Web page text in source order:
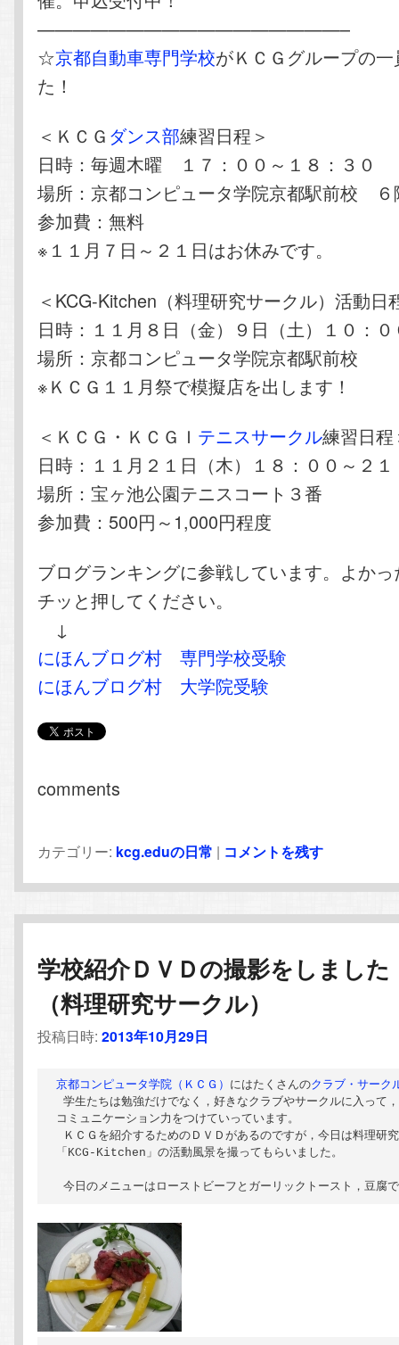
—————————————————–
☆京都自動車専門学校がＫＣＧグループの
た！
＜ＫＣＧ ダンス部練習日程＞
日時：毎週木曜 １７：００～１８：３０
場所：京都コンピュータ学院京都駅前校 ６
参加費：無料
※１１月７日～２１日はお休みです。
＜KCG-Kitchen（料理研究サークル）活動日
日時：１１月８日（金）９日（土）１０：
場所：京都コンピュータ学院京都駅前校
※ＫＣＧ１１月祭で模擬店を出します！
＜ＫＣＧ・ＫＣＧＩ テニスサークル練習日程
日時：１１月２１日（木）１８：００～２
場所：宝ヶ池公園テニスコート３番
参加費：500円～1,000円程度
ブログランキングに参戦しています。よか
チッと押してください。
↓
にほんブログ村 専門学校受験
にほんブログ村 大学院受験
comments
カテゴリー: kcg.eduの日常 | コメントを残す
学校紹介ＤＶＤの撮影をしました
（料理研究サークル）
投稿日時:2013年10月29日
京都コンピュータ学院（ＫＣＧ） にはたくさんのクラブ・サーク
学生たちは勉強だけでなく，好きなクラブやサークルに入って
コミュニケーション力をつけていっています。
ＫＣＧを紹介するためのＤＶＤがあるのですが，今日は料理研
「KCG-Kitchen」の活動風景を撮ってもらいました。
今日のメニューはローストビーフとガーリックトースト，豆腐